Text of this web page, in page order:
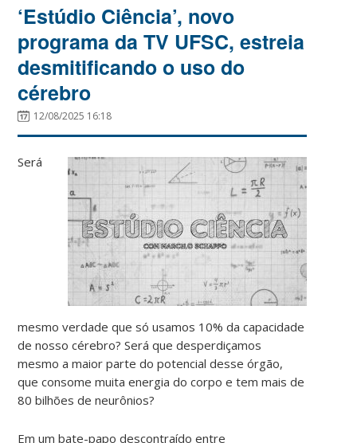
‘Estúdio Ciência’, novo
programa da TV UFSC, estreia
desmitificando o uso do
cérebro
12/08/2025 16:18
Será
mesmo verdade que só usamos 10% da capacidade
de nosso cérebro? Será que desperdiçamos
mesmo a maior parte do potencial desse órgão,
que consome muita energia do corpo e tem mais de
80 bilhões de neurônios?
Em um bate-papo descontraído entre